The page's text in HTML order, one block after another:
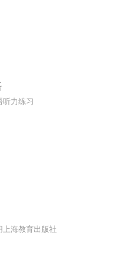
听力练习
上海教育出版社